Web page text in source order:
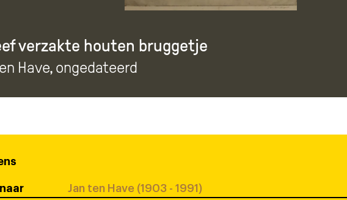
verzakte houten bruggetje
Have, ongedateerd
Jan ten Have (1903 - 1991)